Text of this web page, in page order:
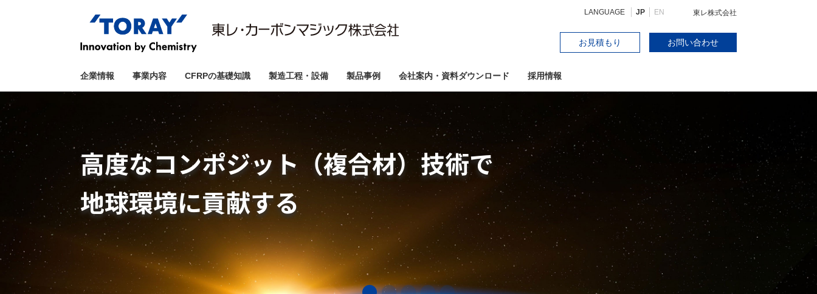
LANGUAGE JP EN 東レ株式会社
お見積もり お問い合わせ
企業情報 事業内容 CFRPの基礎知識 製造工程・設備 製品事例 会社案内・資料ダウンロード 採用情報
自動車、航空・宇宙・ドローン、
鉄道、産業機械、医療機器、スポーツなど
数多く実現した開発支援事例をご紹介